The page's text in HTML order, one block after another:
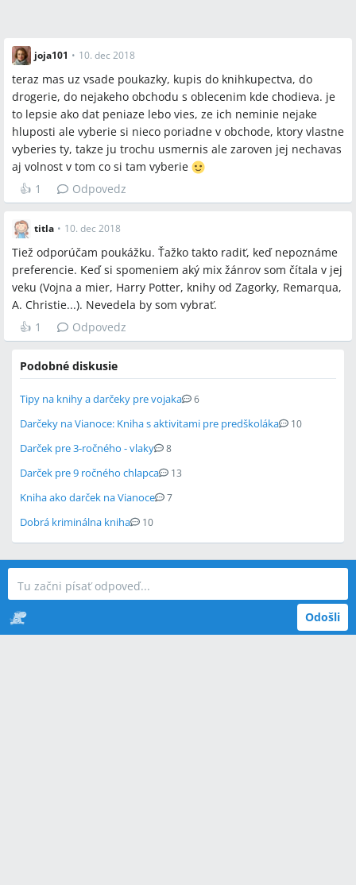
joja101 • 10. dec 2018
teraz mas uz vsade poukazky, kupis do knihkupectva, do
drogerie, do nejakeho obchodu s oblecenim kde chodieva. je
to lepsie ako dat peniaze lebo vies, ze ich neminie nejake
hluposti ale vyberie si nieco poriadne v obchode, ktory vlastne
vyberies ty, takze ju trochu usmernis ale zaroven jej nechavas
aj volnost v tom co si tam vyberie
👍 1 Odpovedz
titla • 10. dec 2018
Tiež odporúčam poukážku. Ťažko takto radiť, keď nepoznáme
preferencie. Keď si spomeniem aký mix žánrov som čítala v jej
veku (Vojna a mier, Harry Potter, knihy od Zagorky, Remarqua,
A. Christie...). Nevedela by som vybrať.
👍 1 Odpovedz
Podobné diskusie
Tipy na knihy a darčeky pre vojaka 6
Darčeky na Vianoce: Kniha s aktivitami pre predškoláka 10
Darček pre 3-ročného - vlaky 8
Darček pre 9 ročného chlapca 13
Kniha ako darček na Vianoce 7
Dobrá kriminálna kniha 10
Odošli